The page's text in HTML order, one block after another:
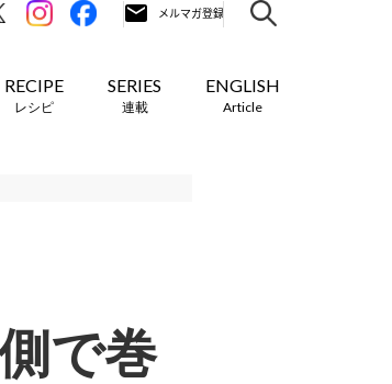
RECIPE
レシピ
SERIES
連載
ENGLISH
Article
で巻